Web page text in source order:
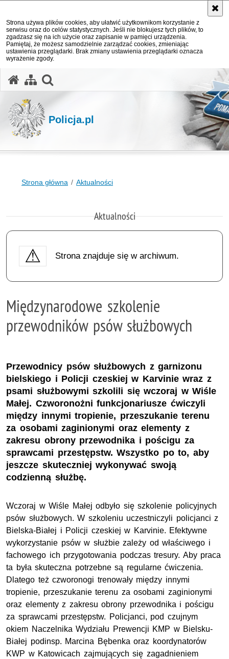
Strona używa plików cookies, aby ułatwić użytkownikom korzystanie z
serwisu oraz do celów statystycznych. Jeśli nie blokujesz tych plików, to
zgadzasz się na ich użycie oraz zapisanie w pamięci urządzenia.
Pamiętaj, że możesz samodzielnie zarządzać cookies, zmieniając
ustawienia przeglądarki. Brak zmiany ustawienia przeglądarki oznacza
wyrażenie zgody.
Policja.pl
Strona główna Aktualności
Aktualności
Strona znajduje się w archiwum.
Międzynarodowe szkolenie
przewodników psów służbowych
Przewodnicy psów służbowych z garnizonu
bielskiego i Policji czeskiej w Karvinie wraz z
psami służbowymi szkolili się wczoraj w Wiśle
Małej. Czworonożni funkcjonariusze ćwiczyli
między innymi tropienie, przeszukanie terenu
za osobami zaginionymi oraz elementy z
zakresu obrony przewodnika i pościgu za
sprawcami przestępstw. Wszystko po to, aby
jeszcze skuteczniej wykonywać swoją
codzienną służbę.
Wczoraj w Wiśle Małej odbyło się szkolenie policyjnych
psów służbowych. W szkoleniu uczestniczyli policjanci z
Bielska-Białej i Policji czeskiej w Karvinie. Efektywne
wykorzystanie psów w służbie zależy od właściwego i
fachowego ich przygotowania podczas tresury. Aby praca
ta była skuteczna potrzebne są regularne ćwiczenia.
Dlatego też czworonogi trenowały między innymi
tropienie, przeszukanie terenu za osobami zaginionymi
oraz elementy z zakresu obrony przewodnika i pościgu
za sprawcami przestępstw. Policjanci, pod czujnym
okiem Naczelnika Wydziału Prewencji KMP w Bielsku-
Białej podinsp. Marcina Bębenka oraz koordynatorów
KWP w Katowicach zajmujących się zagadnieniem